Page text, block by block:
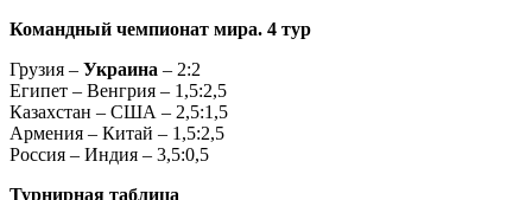
Командный чемпионат мира. 4 тур
Грузия – Украина – 2:2
Египет – Венгрия – 1,5:2,5
Казахстан – США – 2,5:1,5
Армения – Китай – 1,5:2,5
Россия – Индия – 3,5:0,5
Турнирная таблица